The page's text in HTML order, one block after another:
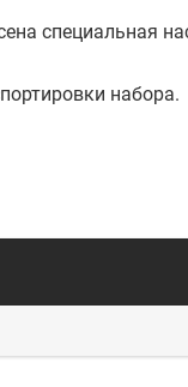
специальная
набора.